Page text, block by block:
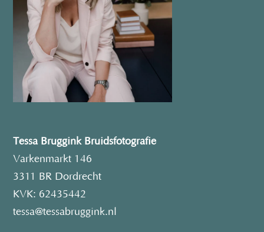
Tessa Bruggink Bruidsfotografie
Varkenmarkt 146
3311 BR Dordrecht
KVK: 62435442
tessa@tessabruggink.nl